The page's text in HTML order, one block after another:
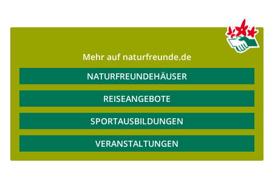
Mehr auf naturfreunde.de
NATURFREUNDEHÄUSER
REISEANGEBOTE
SPORTAUSBILDUNGEN
VERANSTALTUNGEN